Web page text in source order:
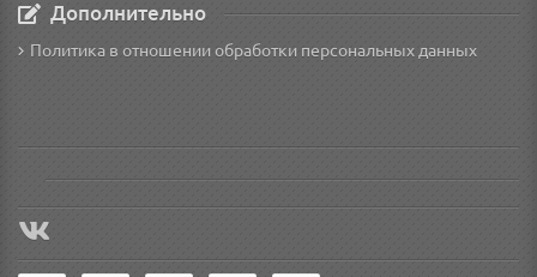
Дополнительно
Политика в отношении обработки персональных данных